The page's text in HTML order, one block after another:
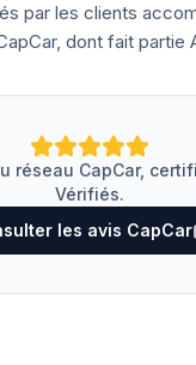
par les clients
dont fait partie
réseau CapCar,
Vérifiés.
les avis CapCar